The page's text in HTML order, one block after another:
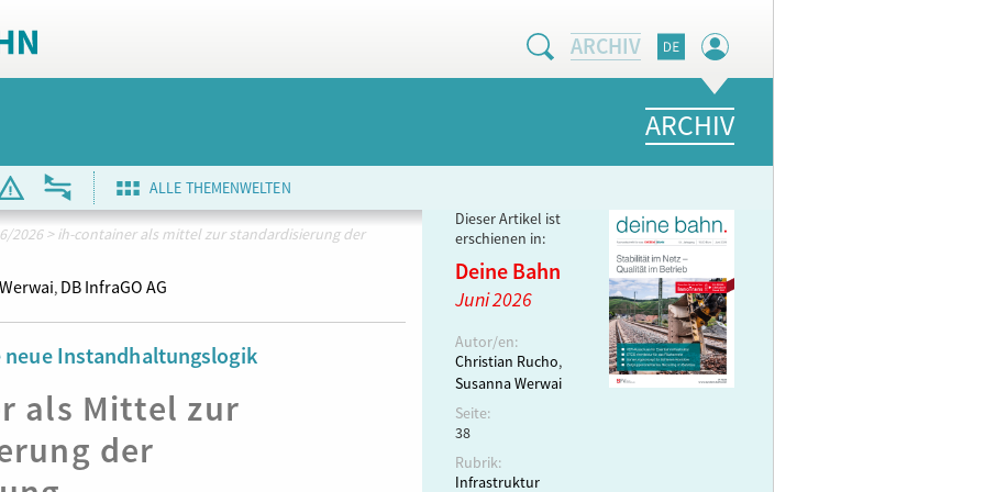
ARCHIV
ARCHIV
ALLE THEMENWELTEN
2026 >ih-container als mittel zur standardisierung der
, DB InfraGO AG
neue Instandhaltungslogik
als Mittel zur
der
Dieser Artikel ist
erschienen in:
Deine Bahn
Juni 2026
Autor/en:
Christian Rucho,
Susanna Werwai
Seite:
38
Rubrik:
Infrastruktur